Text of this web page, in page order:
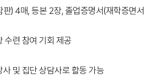
) 4매, 등본 2장, 졸업증명서(재학증면
련 참여 기회 제공
및 집단 상담사로 활동 가능